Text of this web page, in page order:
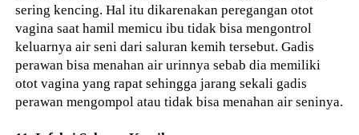
sering kencing. Hal itu dikarenakan peregangan otot
vagina saat hamil memicu ibu tidak bisa mengontrol
keluarnya air seni dari saluran kemih tersebut. Gadis
perawan bisa menahan air urinnya sebab dia memiliki
otot vagina yang rapat sehingga jarang sekali gadis
perawan mengompol atau tidak bisa menahan air seninya.